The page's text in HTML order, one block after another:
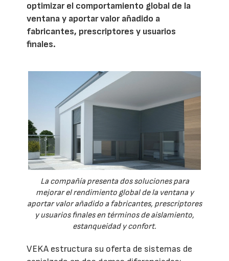
optimizar el comportamiento global de la
ventana y aportar valor añadido a
fabricantes, prescriptores y usuarios
finales.
La compañía presenta dos soluciones para
mejorar el rendimiento global de la ventana y
aportar valor añadido a fabricantes, prescriptores
y usuarios finales en términos de aislamiento,
estanqueidad y confort.
VEKA estructura su oferta de sistemas de